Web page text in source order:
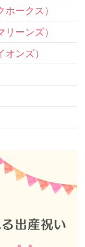
ークス）
ーンズ）
ンズ）